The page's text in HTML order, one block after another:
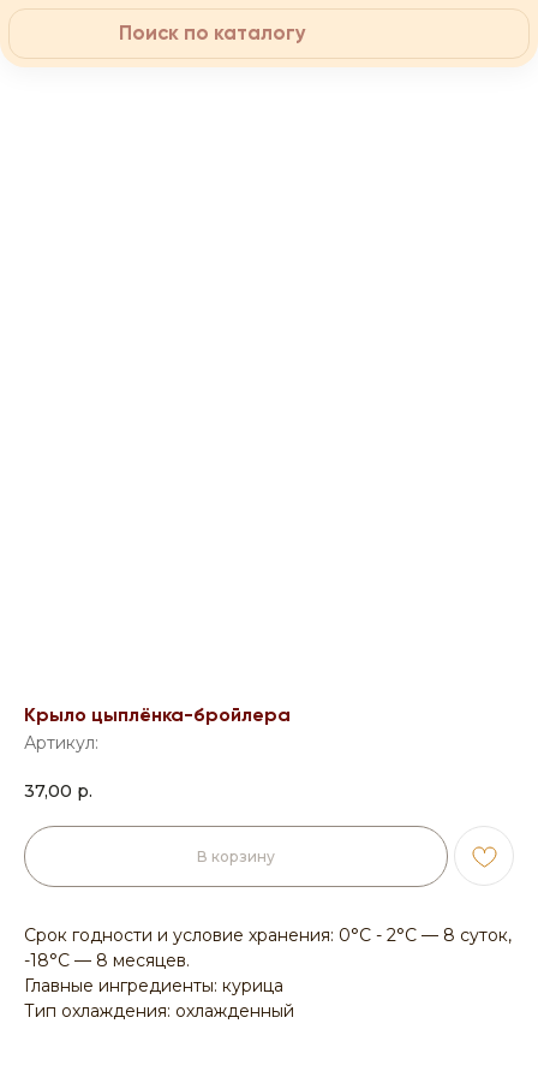
Крыло цыплёнка-бройлера
Артикул:
37,00 р.
В корзину
Срок годности и условие хранения: 0°С - 2°С — 8 суток,
-18°С — 8 месяцев.
Главные ингредиенты: курица
Тип охлаждения: охлажденный